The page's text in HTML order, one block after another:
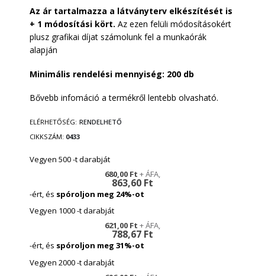
Az ár tartalmazza a látványterv elkészítését is
+ 1 módosítási kört. Az ezen felüli módosításokért
plusz grafikai díjat számolunk fel a munkaórák
alapján
Minimális rendelési mennyiség: 200 db
Bővebb infomáció a termékről lentebb olvasható.
ELÉRHETŐSÉG: RENDELHETŐ
CIKKSZÁM 0433
Vegyen 500 -t darabját
863,60 Ft
680,00 Ft
-ért, és spóroljon meg 24%-ot
Vegyen 1000 -t darabját
788,67 Ft
621,00 Ft
-ért, és spóroljon meg 31%-ot
Vegyen 2000 -t darabját